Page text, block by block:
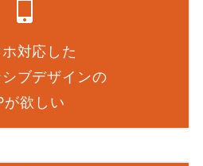
対応した
ブデザインの
が欲しい